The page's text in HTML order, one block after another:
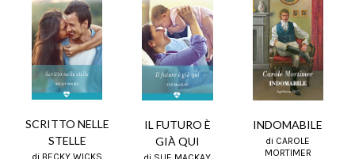
SCRITTO NELLE
STELLE
di BECKY WICKS
IL FUTURO È
GIÀ QUI
INDOMABILE
di CAROLE
MORTIMER